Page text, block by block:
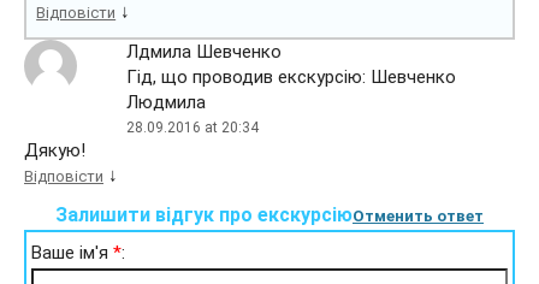
Відповісти ↓
Лдмила Шевченко
Гід, що проводив екскурсію: Шевченко
Людмила
28.09.2016 at 20:34
Дякую!
Відповісти ↓
Залишити відгук про екскурсіюОтменить ответ
Ваше ім'я*: